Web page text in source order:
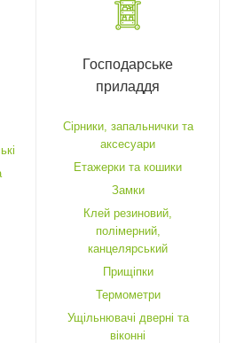
Господарське
приладдя
Cірники, запальнички та
аксесуари
Етажерки та кошики
Замки
Клей резиновий,
полімерний,
канцелярський
Прищіпки
Термометри
Ущільнювачі дверні та
віконні